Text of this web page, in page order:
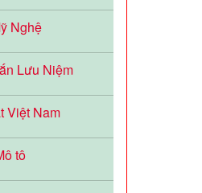
Nghệ
Lưu Niệm
Việt Nam
tô